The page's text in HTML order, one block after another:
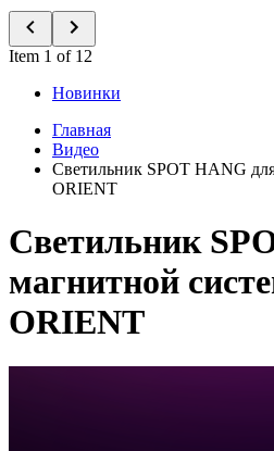
Item 1 of 12
Новинки
Главная
Видео
Светильник SPOT HANG
ORIENT
Светильник
магнитной
ORIENT